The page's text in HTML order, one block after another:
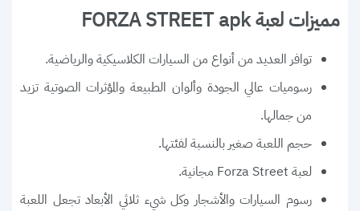
مميزات لعبة FORZA STREET apk
توافر العديد من أنواع من السيارات الكلاسيكية والرياضية.
رسوميات عالي الجودة وألوان الطبيعة والمؤثرات الصوتية تزيد
من جمالها.
حجم اللعبة صغير بالنسبة لفئتها.
لعبة Forza Street مجانية.
رسوم السيارات والأشجار وكل شيء ثلاثي الأبعاد تجعل اللعبة